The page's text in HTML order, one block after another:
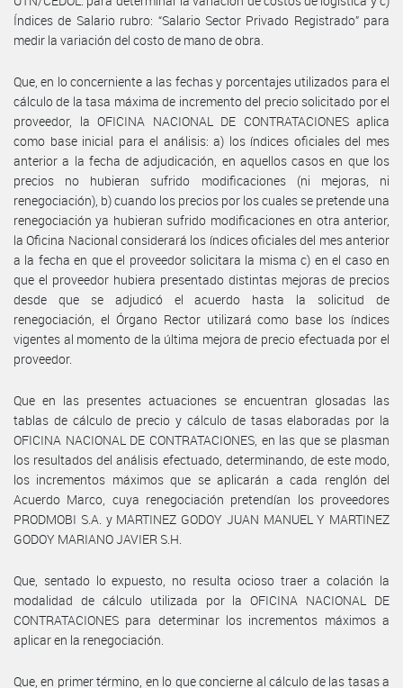
Índices de Salario rubro: “Salario Sector Privado Registrado” para
medir la variación del costo de mano de obra.
Que, en lo concerniente a las fechas y porcentajes utilizados para el
cálculo de la tasa máxima de incremento del precio solicitado por el
proveedor, la OFICINA NACIONAL DE CONTRATACIONES aplica
como base inicial para el análisis: a) los índices oficiales del mes
anterior a la fecha de adjudicación, en aquellos casos en que los
precios no hubieran sufrido modificaciones (ni mejoras, ni
renegociación), b) cuando los precios por los cuales se pretende una
renegociación ya hubieran sufrido modificaciones en otra anterior,
la Oficina Nacional considerará los índices oficiales del mes anterior
a la fecha en que el proveedor solicitara la misma c) en el caso en
que el proveedor hubiera presentado distintas mejoras de precios
desde que se adjudicó el acuerdo hasta la solicitud de
renegociación, el Órgano Rector utilizará como base los índices
vigentes al momento de la última mejora de precio efectuada por el
proveedor.
Que en las presentes actuaciones se encuentran glosadas las
tablas de cálculo de precio y cálculo de tasas elaboradas por la
OFICINA NACIONAL DE CONTRATACIONES, en las que se plasman
los resultados del análisis efectuado, determinando, de este modo,
los incrementos máximos que se aplicarán a cada renglón del
Acuerdo Marco, cuya renegociación pretendían los proveedores
PRODMOBI S.A. y MARTINEZ GODOY JUAN MANUEL Y MARTINEZ
GODOY MARIANO JAVIER S.H.
Que, sentado lo expuesto, no resulta ocioso traer a colación la
modalidad de cálculo utilizada por la OFICINA NACIONAL DE
CONTRATACIONES para determinar los incrementos máximos a
aplicar en la renegociación.
Que, en primer término, en lo que concierne al cálculo de las tasas a